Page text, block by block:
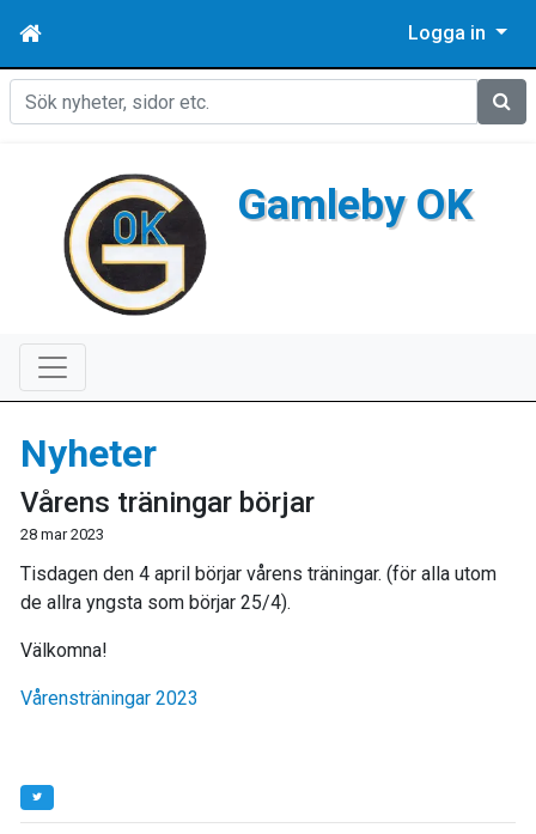
Logga in
Sök
Gamleby OK
Nyheter
Vårens träningar börjar
28 mar 2023
Tisdagen den 4 april börjar vårens träningar. (för alla utom
de allra yngsta som börjar 25/4).
Välkomna!
Vårensträningar 2023